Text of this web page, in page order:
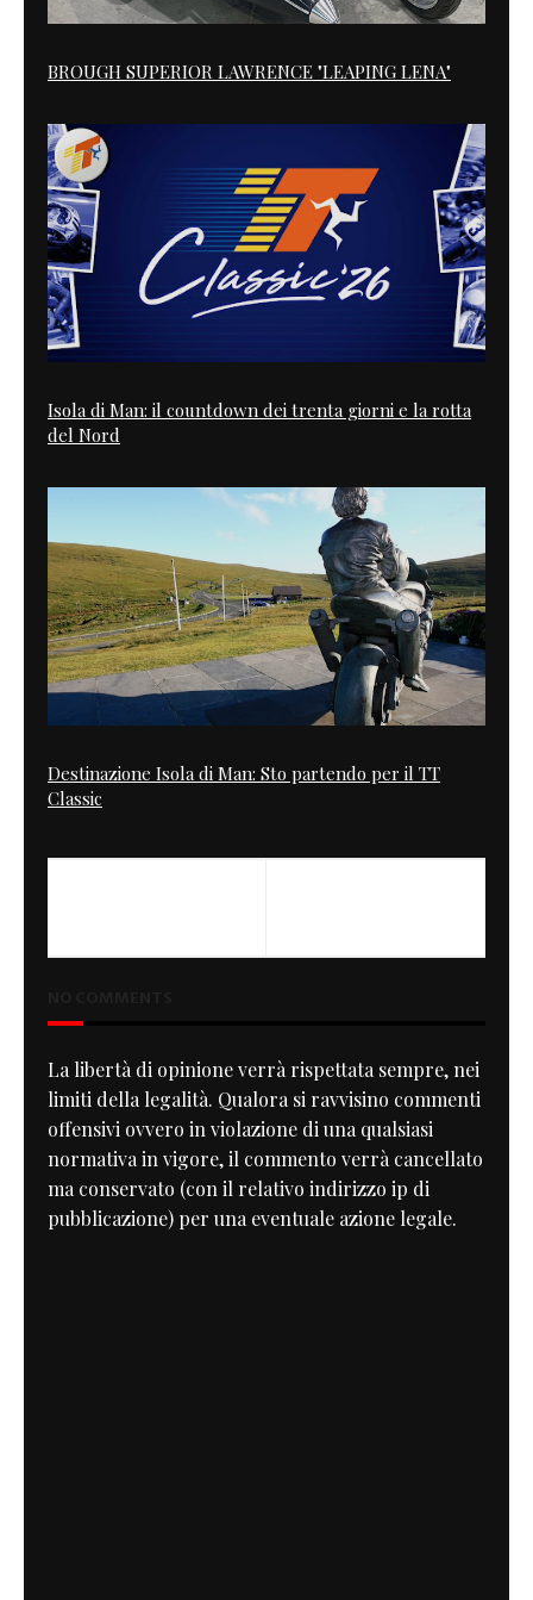
BROUGH SUPERIOR LAWRENCE "LEAPING LENA"
Isola di Man: il countdown dei trenta giorni e la rotta
del Nord
Destinazione Isola di Man: Sto partendo per il TT
Classic
La libertà di opinione verrà rispettata sempre, nei
limiti della legalità. Qualora si ravvisino commenti
offensivi ovvero in violazione di una qualsiasi
normativa in vigore, il commento verrà cancellato
ma conservato (con il relativo indirizzo ip di
pubblicazione) per una eventuale azione legale.